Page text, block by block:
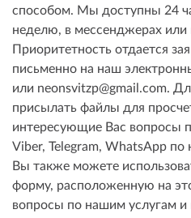
способом. Мы доступны 24
неделю, в мессенджерах или
Приоритетность отдается
письменно на наш
или neonsvitzp@gmail.com.
присылать файлы для
интересующие Вас вопросы
Viber, Telegram, WhatsApp
Вы также можете
форму, расположенную на
вопросы по нашим услугам